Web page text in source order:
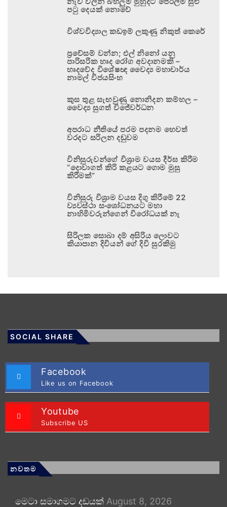
පටු දෙයක් නොවේ
විශ්වවිද්‍යාල කඩඉම් ලකුණු නිකුත් කෙරේ
ප්‍රවේසම් වන්න; එල් නිනෝ යනු
පාරිසරික හෘද රෝග අවදානමකි –
හෘදවේද විශේෂඥ වෛද්‍ය මහාචාර්ය
නාමල් විජයසිංහ
කුස තුළ සැඟවුණු නොනිදන කම්හල –
වෛද්‍ය සුගත් විජේවර්ධන
අපරාධ නීතියේ පරම පදනම හෙවත්
වරදට සරිලන දඬුවම
විනිසුරුවන්ගේ විශ්‍රාම වයස දීර්ඝ කිරීම
“දොවාගත් කිරි කළයට ගොම මුසු
කිරීමක්”
විනිසුරු විශ්‍රාම වයස දිගු කිරීමේ 22
ව්‍යවස්ථා සංශෝධනයට මහා
නාහිමිවරුන්ගෙන් විරෝධයක් නෑ
සිරිලක සොබා දම් අසිරිය ලොවට
කියාපාන දිවියන් ගේ දිවි සුරකිමු
SOCIAL SHARE
Facebook
Like us on Facebook
Youtube
Subscribe US
නවතම
මෙටා සමාගමට දඩයක් August 8, 2026